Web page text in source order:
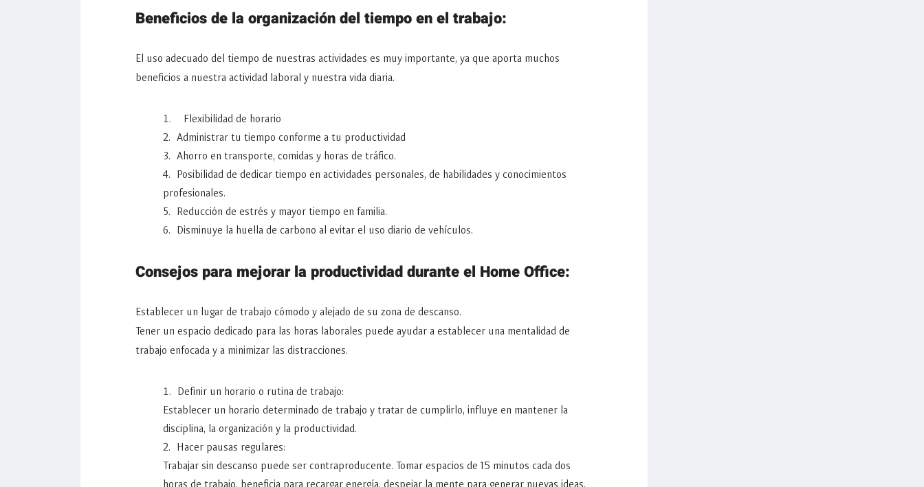
Beneficios de la organización del tiempo en el trabajo:
El uso adecuado del tiempo de nuestras actividades es muy importante, ya que aporta muchos
beneficios a nuestra actividad laboral y nuestra vida diaria.
Flexibilidad de horario
Administrar tu tiempo conforme a tu productividad
Ahorro en transporte, comidas y horas de tráfico.
Posibilidad de dedicar tiempo en actividades personales, de habilidades y conocimientos
profesionales.
Reducción de estrés y mayor tiempo en familia.
Disminuye la huella de carbono al evitar el uso diario de vehículos.
Consejos para mejorar la productividad durante el Home Office:
Establecer un lugar de trabajo cómodo y alejado de su zona de descanso.
Tener un espacio dedicado para las horas laborales puede ayudar a establecer una mentalidad de
trabajo enfocada y a minimizar las distracciones.
Definir un horario o rutina de trabajo:
Establecer un horario determinado de trabajo y tratar de cumplirlo, influye en mantener la
disciplina, la organización y la productividad.
Hacer pausas regulares:
Trabajar sin descanso puede ser contraproducente. Tomar espacios de 15 minutos cada dos